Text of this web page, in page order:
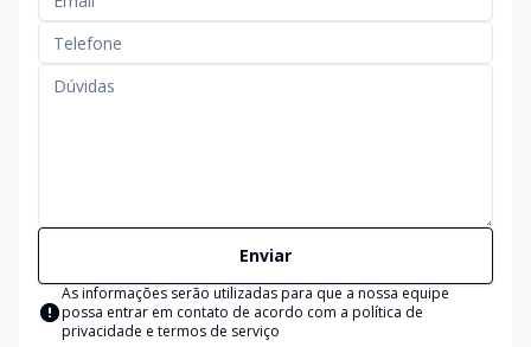
Enviar
As informações serão utilizadas para que a nossa equipe
possa entrar em contato de acordo com a política de
privacidade e termos de serviço